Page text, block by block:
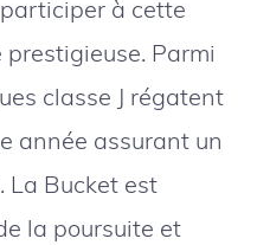
à cette
Parmi
classe J régatent
année assurant un
La Bucket est
la poursuite et